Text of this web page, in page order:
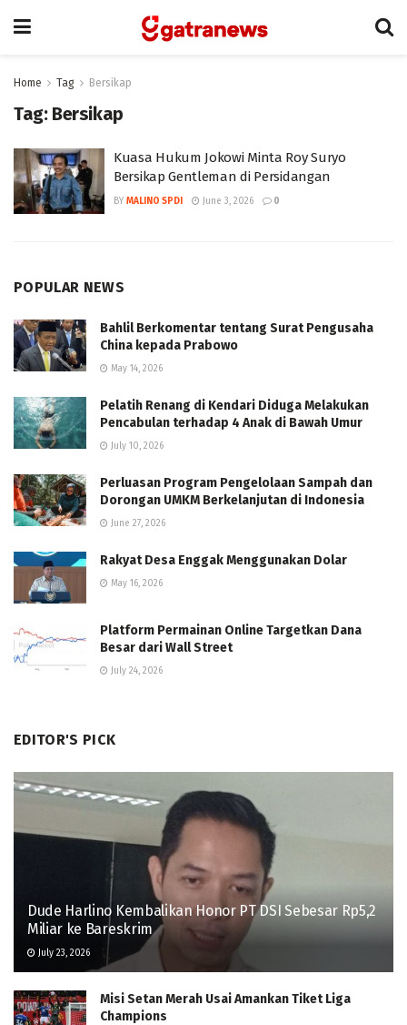
Home Tag Bersikap
Tag: Bersikap
Kuasa Hukum Jokowi Minta Roy Suryo
Bersikap Gentleman di Persidangan
BY MALINO SPDI June 3, 2026 0
POPULAR NEWS
Bahlil Berkomentar tentang Surat Pengusaha
China kepada Prabowo
May 14, 2026
Pelatih Renang di Kendari Diduga Melakukan
Pencabulan terhadap 4 Anak di Bawah Umur
July 10, 2026
Perluasan Program Pengelolaan Sampah dan
Dorongan UMKM Berkelanjutan di Indonesia
June 27, 2026
Rakyat Desa Enggak Menggunakan Dolar
May 16, 2026
Platform Permainan Online Targetkan Dana
Besar dari Wall Street
July 24, 2026
EDITOR'S PICK
Dude Harlino Kembalikan Honor PT DSI Sebesar Rp5,2
Miliar ke Bareskrim
July 23, 2026
Misi Setan Merah Usai Amankan Tiket Liga
Champions